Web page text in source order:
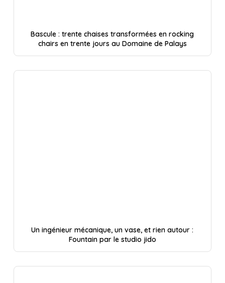
Bascule : trente chaises transformées en rocking
chairs en trente jours au Domaine de Palays
Un ingénieur mécanique, un vase, et rien autour :
Fountain par le studio jido